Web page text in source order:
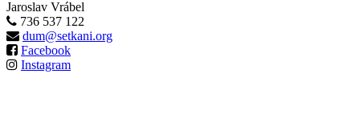
Jaroslav Vrábel
736 537 122
dum@setkani.org
Facebook
Instagram